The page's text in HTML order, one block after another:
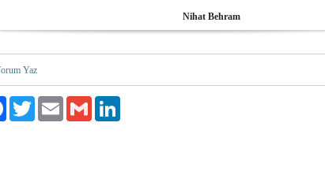
Nihat Behram
Yaz
FacebookTwitter Email Gmail